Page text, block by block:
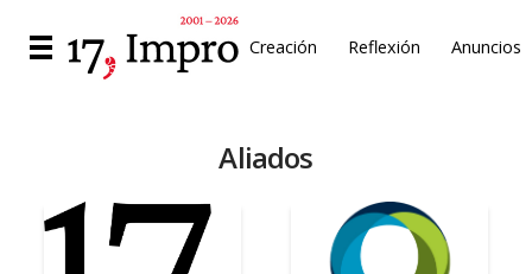
Creación Reflexión Anuncios
Aliados